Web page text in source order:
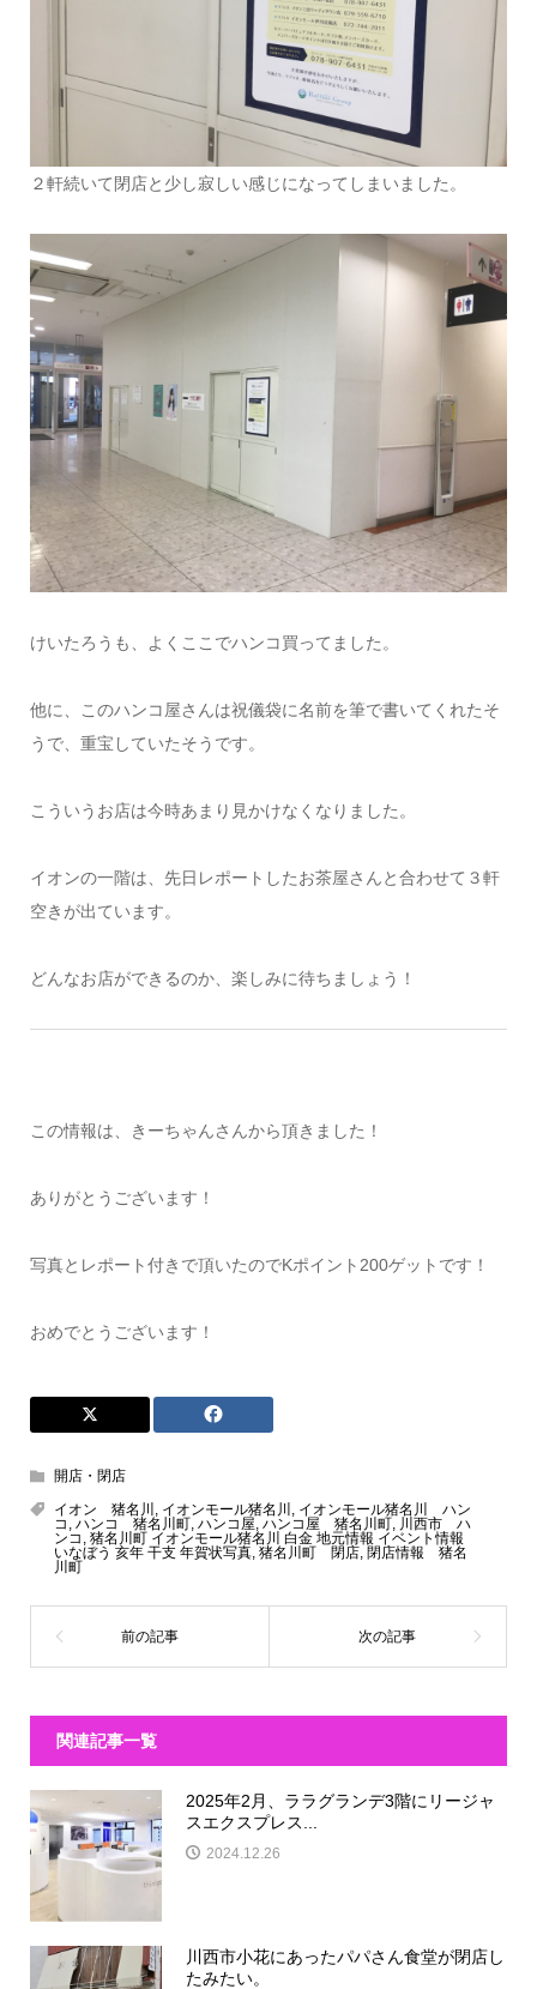
２軒続いて閉店と少し寂しい感じになってしまいました。
けいたろうも、よくここでハンコ買ってました。
他に、このハンコ屋さんは祝儀袋に名前を筆で書いてくれたそ
うで、重宝していたそうです。
こういうお店は今時あまり見かけなくなりました。
イオンの一階は、先日レポートしたお茶屋さんと合わせて３軒
空きが出ています。
どんなお店ができるのか、楽しみに待ちましょう！
この情報は、きーちゃんさんから頂きました！
ありがとうございます！
写真とレポート付きで頂いたのでKポイント200ゲットです！
おめでとうございます！
開店・閉店
イオン 猪名川
イオンモール猪名川
イオンモール猪名川 ハン
コ ハンコ 猪名川町, ハンコ屋 ハンコ屋 猪名川町, 川西市 ハ
ンコ 猪名川町 イオンモール猪名川 白金 地元情報 イベント情報
いなぼう 亥年 干支 年賀状写真, 猪名川町 閉店, 閉店情報 猪名
川町
関連記事一覧
2025年2月、ララグランデ3階にリージャ
スエクスプレス...
2024.12.26
川西市小花にあったパパさん食堂が閉店し
たみたい。